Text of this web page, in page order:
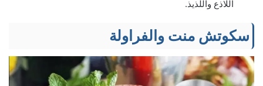
اللاذع واللذيذ.
سكوتش منت والفراولة